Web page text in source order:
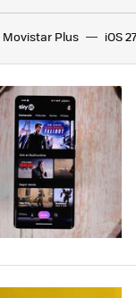
Movistar Plus iOS 27